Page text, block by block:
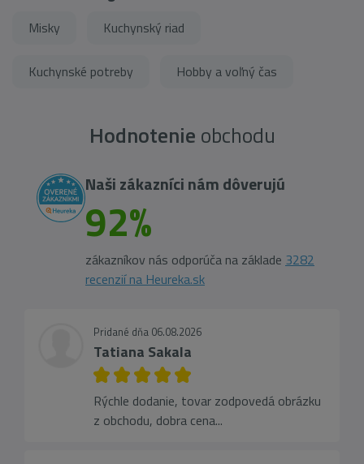
Misky Kuchynský riad
Kuchynské potreby Hobby a voľný čas
Hodnotenie obchodu
Naši zákazníci nám dôverujú
92%
zákazníkov nás odporúča na základe 3282
recenzií na Heureka.sk
Pridané dňa 06.08.2026
Tatiana Sakala
Rýchle dodanie, tovar zodpovedá obrázku
z obchodu, dobra cena...